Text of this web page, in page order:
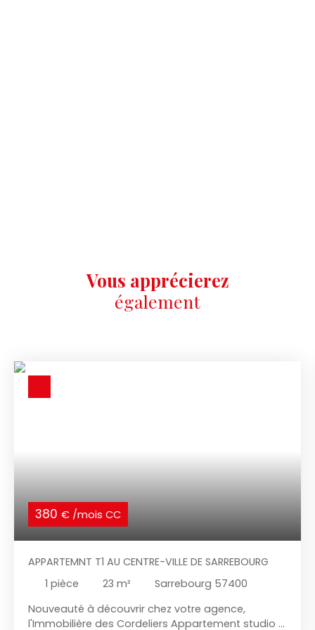
Vous apprécierez
également
380 € /mois CC
APPARTEMNT T1 AU CENTRE-VILLE DE SARREBOURG
1 pièce 23 m²
Sarrebourg 57400
Nouveauté à découvrir chez votre agence,
l'Immobilière des Cordeliers Appartement studio /